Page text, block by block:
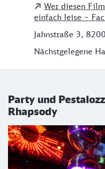
Wer diesen
einfach leise –
Jahnstraße 3,
Nächstgelegene
Party und
Rhapsody